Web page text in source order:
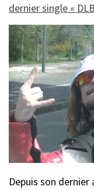
dernier single «
Depuis son dernier